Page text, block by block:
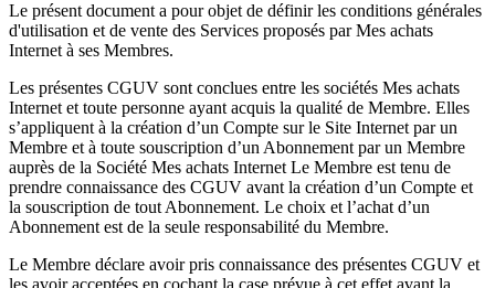
Le présent document a pour objet de définir les conditions générales
d'utilisation et de vente des Services proposés par Mes achats
Internet à ses Membres.
Les présentes CGUV sont conclues entre les sociétés Mes achats
Internet et toute personne ayant acquis la qualité de Membre. Elles
s’appliquent à la création d’un Compte sur le Site Internet par un
Membre et à toute souscription d’un Abonnement par un Membre
auprès de la Société Mes achats Internet Le Membre est tenu de
prendre connaissance des CGUV avant la création d’un Compte et
la souscription de tout Abonnement. Le choix et l’achat d’un
Abonnement est de la seule responsabilité du Membre.
Le Membre déclare avoir pris connaissance des présentes CGUV et
les avoir acceptées en cochant la case prévue à cet effet avant la